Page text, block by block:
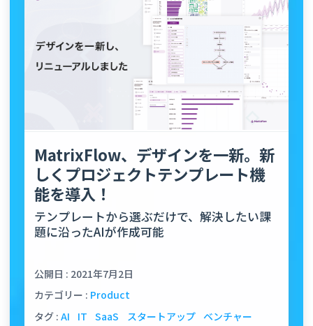
MatrixFlow、デザインを一新。新
しくプロジェクトテンプレート機
能を導入！
テンプレートから選ぶだけで、解決したい課
題に沿ったAIが作成可能
公開日 : 2021年7月2日
カテゴリー : Product
タグ : AI IT SaaS スタートアップ ベンチャー